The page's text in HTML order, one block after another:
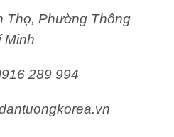
Thọ, Phường Thông
Minh
289 994